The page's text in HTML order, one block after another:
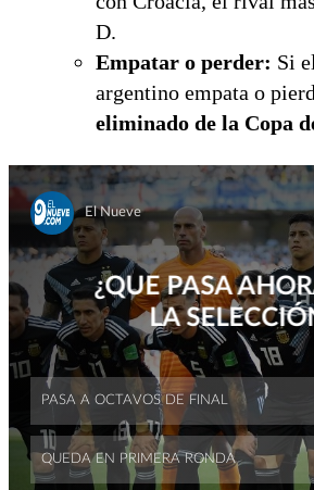
D.
Empatar o perder: Si
argentino empata o
eliminado de la Copa